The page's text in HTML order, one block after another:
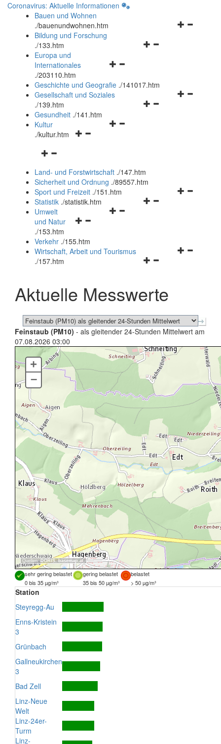
Coronavirus: Aktuelle Informationen
Bauen und Wohnen
./bauenundwohnen.htm
Navigationsmenü
Bildung und Forschung
./133.htm
Navigationsmenü
und
schließen
Europa und
Internationales
./203110.htm
Geschichte und Geografie ./141017.htm
Navigationsmenü
Gesellschaft und Soziales
./139.htm
Navigationsmenü
Gesundheit ./141.htm
Navigationsmenü
Kultur
./kultur.htm
Navigationsmenü
und
schließen
Land- und Forstwirtschaft ./147.htm
Sicherheit und Ordnung ./89557.htm
Navigationsmenü
Sport und Freizeit ./151.htm
Navigationsmenü
Statistik ./statistik.htm
Navigationsmenü
und
schließen
Umwelt
und Natur
./153.htm
Verkehr ./155.htm
Navigationsmenü
schließen
Wirtschaft, Arbeit und Tourismus
./157.htm
Aktuelle Messwerte
Feinstaub (PM10) - als gleitender 24-Stunden Mittelwert am
07.08.2026 03:00
Quellen: DORIS,basemap.at
+
–
sehr gering belastet gering belastet
belastet
0 bis 35 µg/m³
35 bis 50 µg/m³ > 50 µg/m³
Station
Steyregg-Au
Enns-Kristein
3
Grünbach
Gallneukirchen
3
Bad Zell
Linz-Neue
Welt
Linz-24er-
Turm
Linz-